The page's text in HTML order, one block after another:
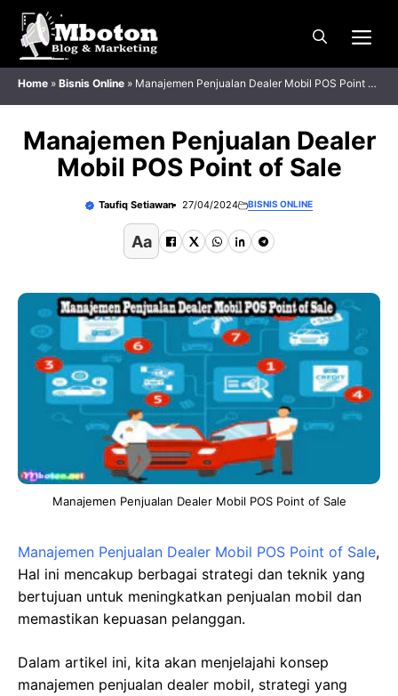
Langsung
Home » Bisnis Online » Manajemen Penjualan Dealer Mobil POS Point of
Sale
Manajemen Penjualan Dealer
Mobil POS Point of Sale
Taufiq Setiawan 27/04/2024 BISNIS ONLINE
Aa
Manajemen Penjualan Dealer Mobil POS Point of Sale
Manajemen Penjualan Dealer Mobil POS Point of Sale,
Hal ini mencakup berbagai strategi dan teknik yang
bertujuan untuk meningkatkan penjualan mobil dan
memastikan kepuasan pelanggan.
Dalam artikel ini, kita akan menjelajahi konsep
manajemen penjualan dealer mobil, strategi yang